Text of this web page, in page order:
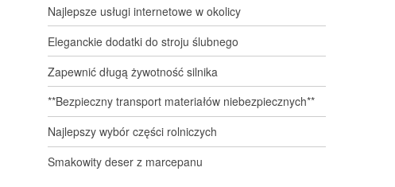
Najlepsze usługi internetowe w okolicy
Eleganckie dodatki do stroju ślubnego
Zapewnić długą żywotność silnika
**Bezpieczny transport materiałów niebezpiecznych**
Najlepszy wybór części rolniczych
Smakowity deser z marcepanu